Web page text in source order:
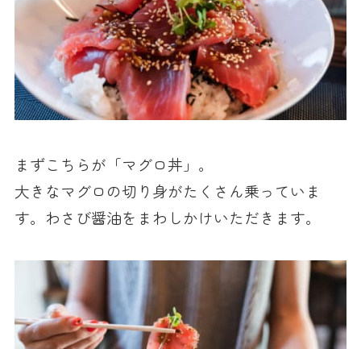
まずこちらが「マグロ丼」。
大きなマグロの切り身がたくさん乗っていま
す。わさび醤油をまわしかけいただきます。